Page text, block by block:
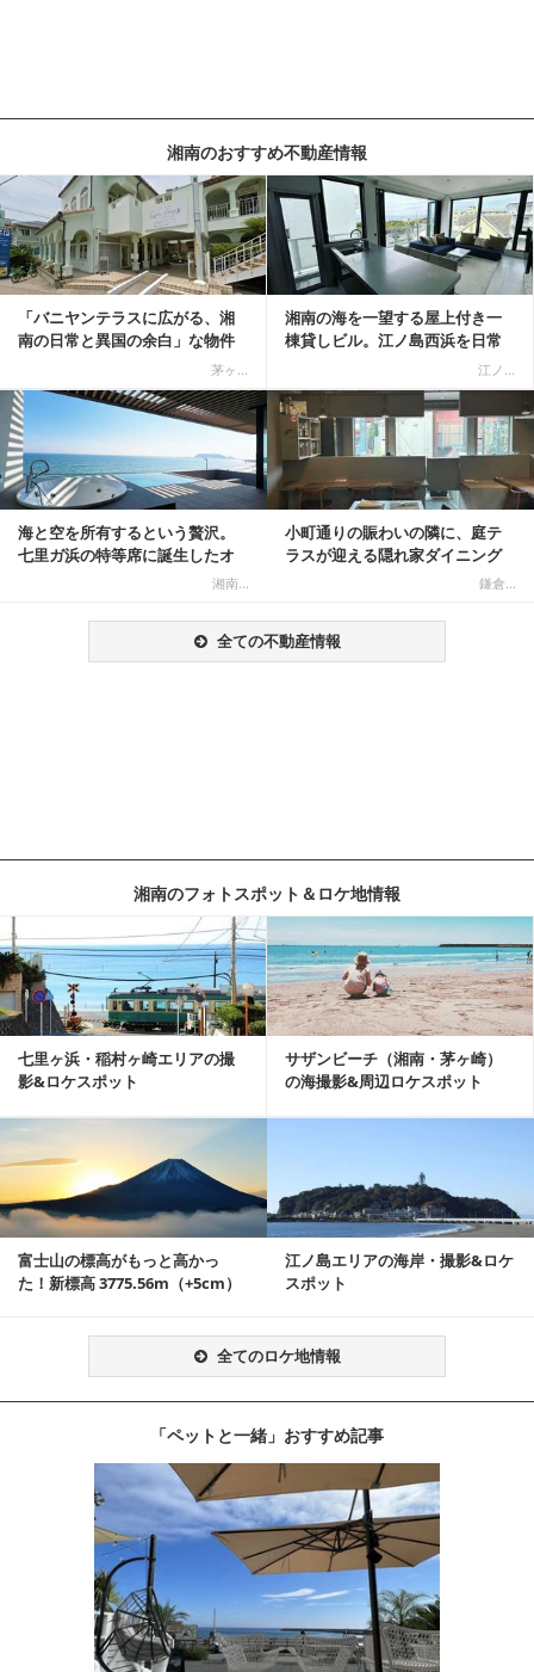
湘南のおすすめ不動産情報
「バニヤンテラスに広がる、湘
南の日常と異国の余白」な物件
茅ヶ...
湘南の海を一望する屋上付き一
棟貸しビル。江ノ島西浜を日常
江ノ...
記事を読む
海と空を所有するという贅沢。
七里ガ浜の特等席に誕生したオ
湘南...
小町通りの賑わいの隣に、庭テ
ラスが迎える隠れ家ダイニング
鎌倉...
記事を読む
全ての不動産情報
湘南のフォトスポット＆ロケ地情報
七里ヶ浜・稲村ヶ崎エリアの撮
影&ロケスポット
サザンビーチ（湘南・茅ヶ崎）
の海撮影&周辺ロケスポット
記事を読む
富士山の標高がもっと高かっ
た！新標高 3775.56m（+5cm）
江ノ島エリアの海岸・撮影&ロケ
スポット
全てのロケ地情報
「ペットと一緒」おすすめ記事